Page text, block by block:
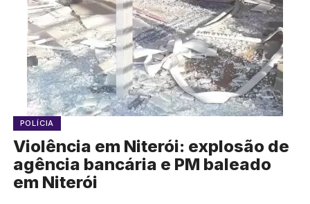
POLÍCIA
Violência em Niterói: explosão de
agência bancária e PM baleado
em Niterói